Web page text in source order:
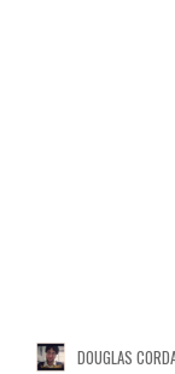
DOUGLAS